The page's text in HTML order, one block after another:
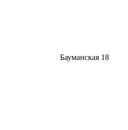
Бауманская 18